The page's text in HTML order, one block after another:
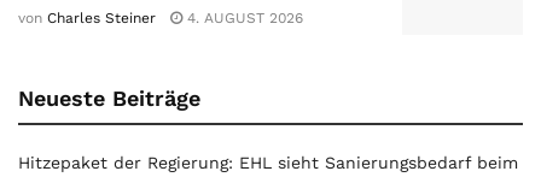
von Charles Steiner 4. AUGUST 2026
Neueste Beiträge
Hitzepaket der Regierung: EHL sieht Sanierungsbedarf beim